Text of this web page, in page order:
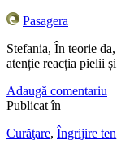
Pasagera
Stefania, În teorie
atenție reacția pielii
Adaugă comentariu
Publicat în
Curăţare, Îngrijire ten